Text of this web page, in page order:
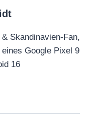
Skandinavien-Fan,
Google Pixel 9
16